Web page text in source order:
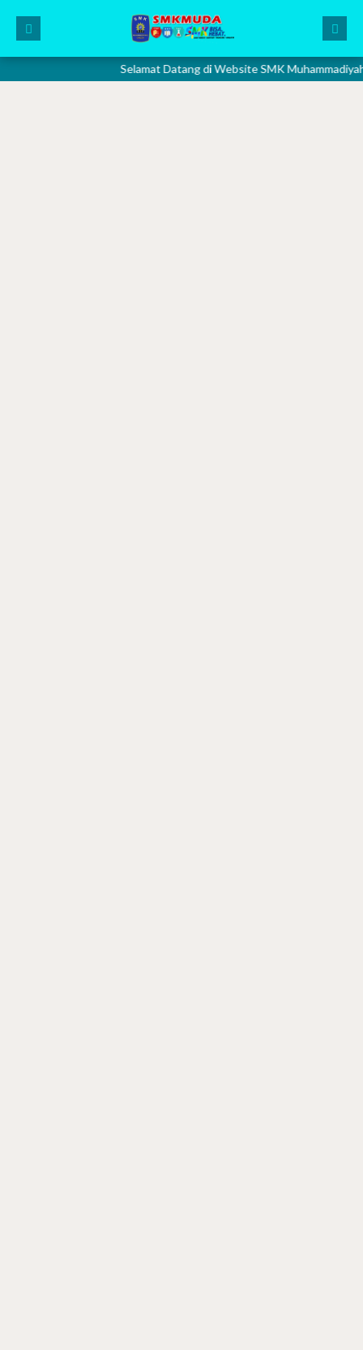
Selamat Datang di Website SMK Muhammadiyah 2